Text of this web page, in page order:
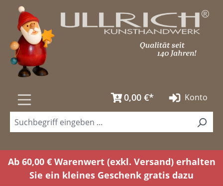
Zum Hauptinhalt springen
0,00 €* Konto
Ab 60,00 € Warenwert (exkl. Versand) erhalten
Sie ein kleines Geschenk gratis dazu